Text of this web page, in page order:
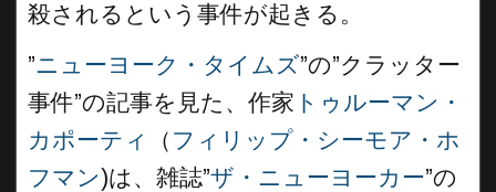
殺されるという事件が起きる。
”ニューヨーク・タイムズ”の”クラッター
事件”の記事を見た、作家 トゥルーマン・
カポーティ
（ フィリップ・シーモア・ホ
フマン)は、雑誌”ザ・ニューヨーカー”の